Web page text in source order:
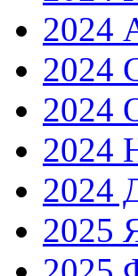
2024
2024
2024
2024
2024
2025